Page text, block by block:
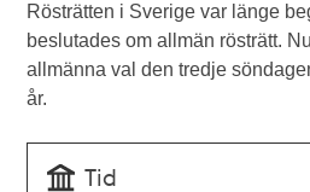
Rösträtten i Sverige var länge
beslutades om allmän rösträtt.
allmänna val den tredje
år.
Tid